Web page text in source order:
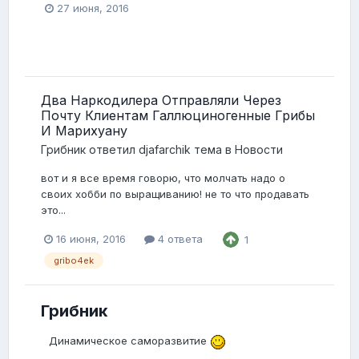
27 июня, 2016
Два Наркодилера Отправляли Через
Почту Клиентам Галлюциногенные Грибы
И Марихуану
Грибник ответил djafarchik тема в Новости
вот и я все время говорю, что молчать надо о
своих хобби по выращиванию! не то что продавать
это...
16 июня, 2016 4 ответа 1
gribo4ek
Грибник
Динамическое саморазвитие